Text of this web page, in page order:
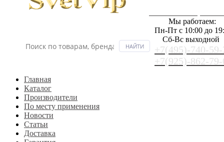
Мы работаем:
Пн-Пт с 10:00 до
Сб-Вс выходной
+7(495)-740-59-
+7(925)-862-79-
Главная
Каталог
Производители
По месту применения
Новости
Статьи
Доставка